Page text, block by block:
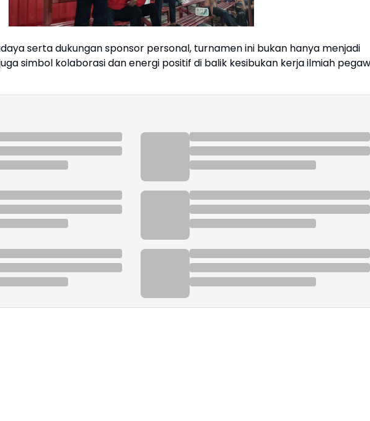
serta dukungan sponsor personal, turnamen ini bukan hanya menjadi
simbol kolaborasi dan energi positif di balik kesibukan kerja ilmiah